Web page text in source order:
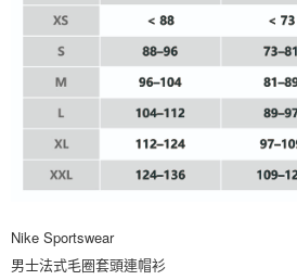
Nike Sportswear
男士法式毛圈套頭連帽衫